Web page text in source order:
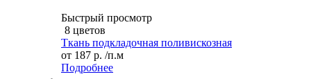
Быстрый просмотр
8 цветов
Ткань подкладочная поливискозная
от 187 р. /п.м
Подробнее